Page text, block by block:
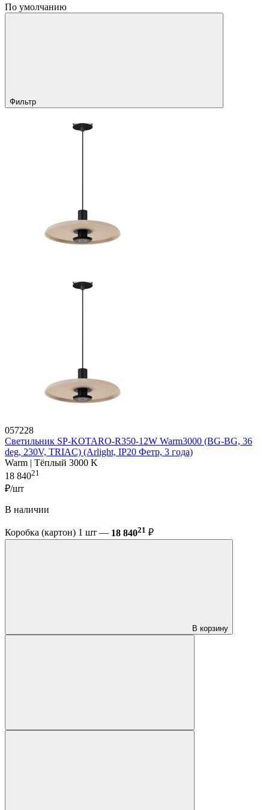
По умолчанию
Фильтр
057228
Светильник SP-KOTARO-R350-12W Warm3000 (BG-BG, 36
deg, 230V, TRIAC) (Arlight, IP20 Фетр, 3 года)
Warm | Тёплый 3000 K
18 84021
₽/шт
В наличии
Коробка (картон) 1 шт — 18 84021 ₽
В корзину